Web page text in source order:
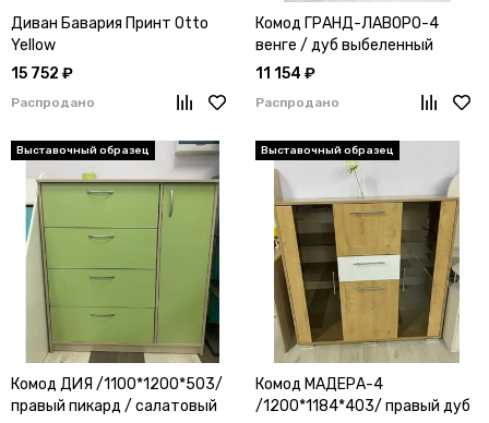
Диван Бавария Принт Otto
Yellow
15 752 ₽
Распродано
Комод ГРАНД-ЛАВОРО-4
венге / дуб выбеленный
11 154 ₽
Распродано
Комод ДИЯ /1100*1200*503/
правый пикард / салатовый
Комод МАДЕРА-4
/1200*1184*403/ правый дуб